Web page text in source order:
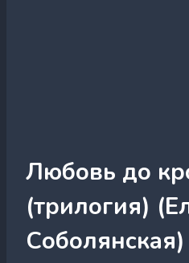
Любовь до
(трилогия)
Соболянская)